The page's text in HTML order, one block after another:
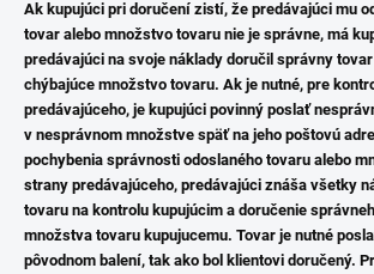
Ak kupujúci pri doručení zistí, že predávajúci mu
tovar alebo množstvo tovaru nie je správne, má
predávajúci na svoje náklady doručil správny tovar
chýbajúce množstvo tovaru. Ak je nutné, pre
predávajúceho, je kupujúci povinný poslať
v nesprávnom množstve späť na jeho poštovú
pochybenia správnosti odoslaného tovaru alebo
strany predávajúceho, predávajúci znáša všetky
tovaru na kontrolu kupujúcim a doručenie
množstva tovaru kupujucemu. Tovar je nutné
pôvodnom balení, tak ako bol klientovi doručený.